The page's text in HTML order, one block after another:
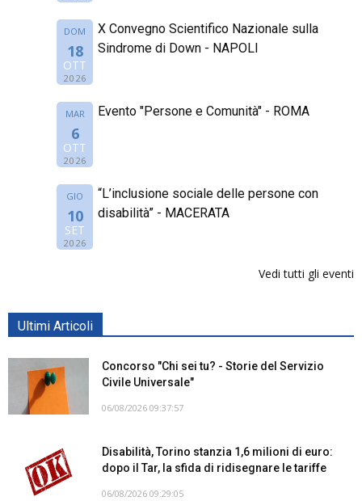
DOM
18
OTT
2026
X Convegno Scientifico Nazionale sulla
Sindrome di Down - NAPOLI
MAR
6
OTT
2026
Evento "Persone e Comunità" - ROMA
GIO
10
SET
2026
“L’inclusione sociale delle persone con
disabilità” - MACERATA
Vedi tutti gli eventi
Ultimi Articoli
Concorso "Chi sei tu? - Storie del Servizio
Civile Universale"
06/08/2026 09:37:57
Disabilità, Torino stanzia 1,6 milioni di euro:
dopo il Tar, la sfida di ridisegnare le tariffe
06/08/2026 09:29:05